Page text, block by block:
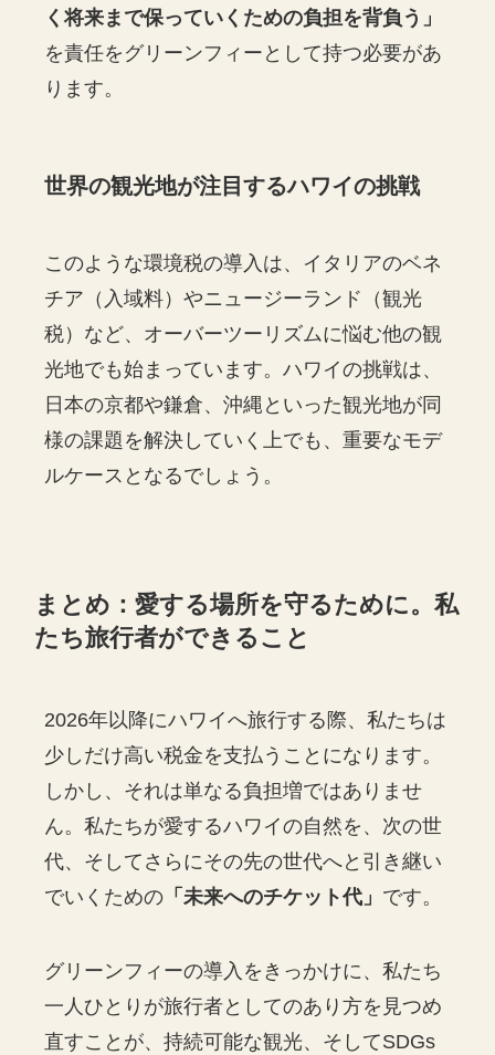
く将来まで保っていくための負担を背負う」
を責任をグリーンフィーとして持つ必要があ
ります。
世界の観光地が注目するハワイの挑戦
このような環境税の導入は、イタリアのベネ
チア（入域料）やニュージーランド（観光
税）など、オーバーツーリズムに悩む他の観
光地でも始まっています。ハワイの挑戦は、
日本の京都や鎌倉、沖縄といった観光地が同
様の課題を解決していく上でも、重要なモデ
ルケースとなるでしょう。
まとめ：愛する場所を守るために。私
たち旅行者ができること
2026年以降にハワイへ旅行する際、私たちは
少しだけ高い税金を支払うことになります。
しかし、それは単なる負担増ではありませ
ん。私たちが愛するハワイの自然を、次の世
代、そしてさらにその先の世代へと引き継い
でいくための 「未来へのチケット代」 です。
グリーンフィーの導入をきっかけに、私たち
一人ひとりが旅行者としてのあり方を見つめ
直すことが、持続可能な観光、そしてSDGs